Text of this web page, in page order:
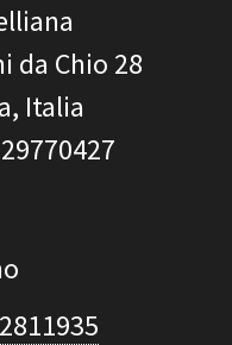
da Chio 28
Italia